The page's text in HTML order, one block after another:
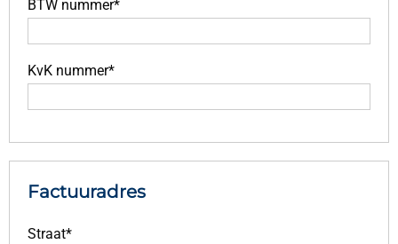
BTW nummer*
KvK nummer*
Factuuradres
Straat*